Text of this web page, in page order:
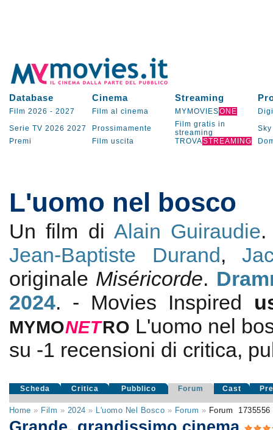
Database Cinema Streaming
Film 2026 - 2027 Film al cinema MYMOVIESONE
Serie TV 2026 2027 Prossimamente
Film gratis in
streaming
Sky
Premi
Film uscita TROVASTREAMING
L'uomo nel bosco
Un film di Alain Guiraudie
Jean-Baptiste Durand,
originale Miséricorde.
2024. - Movies Inspired
MYMONETRO L'uomo nel
su -1 recensioni di critica,
Scheda Critica Pubblico Forum Cast
Home » Film » 2024 » L'uomo Nel Bosco » Forum » Forum 1735556